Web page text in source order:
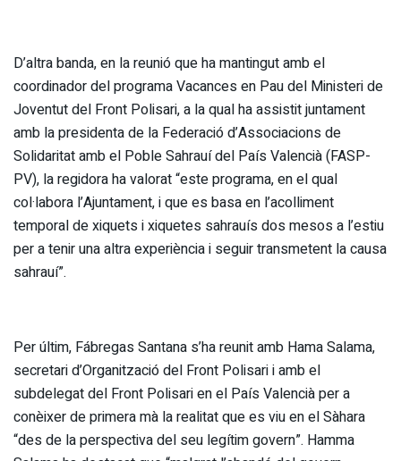
D’altra banda, en la reunió que ha mantingut amb el
coordinador del programa Vacances en Pau del Ministeri de
Joventut del Front Polisari, a la qual ha assistit juntament
amb la presidenta de la Federació d’Associacions de
Solidaritat amb el Poble Sahrauí del País Valencià (FASP-
PV), la regidora ha valorat “este programa, en el qual
col·labora l’Ajuntament, i que es basa en l’acolliment
temporal de xiquets i xiquetes sahrauís dos mesos a l’estiu
per a tenir una altra experiència i seguir transmetent la causa
sahrauí”.
Per últim, Fábregas Santana s’ha reunit amb Hama Salama,
secretari d’Organització del Front Polisari i amb el
subdelegat del Front Polisari en el País Valencià per a
conèixer de primera mà la realitat que es viu en el Sàhara
“des de la perspectiva del seu legítim govern”. Hamma